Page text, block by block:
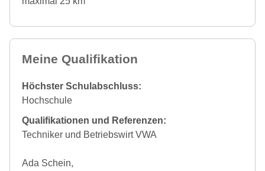
Meine Qualifikation
Höchster Schulabschluss:
Hochschule
Qualifikationen und Referenzen:
Techniker und Betriebswirt VWA
Ada Schein,